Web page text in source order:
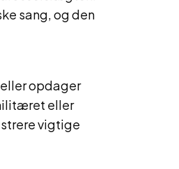
sang, og den
opdager
eller
vigtige